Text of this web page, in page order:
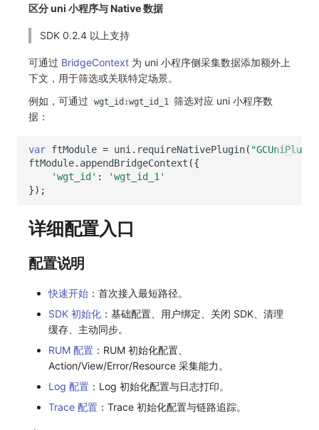
区分 uni 小程序与 Native 数据
SDK 0.2.4 以上支持
可通过 BridgeContext 为 uni 小程序侧采集数据添加额外上
下文，用于筛选或关联特定场景。
例如，可通过
wgt_id:wgt_id_1
筛选对应 uni 小程序数
据：
var ftModule = uni. requireNativePlugin(
ftModule. appendBridgeContext ({
'wgt_id' :
'wgt_id_1'
});
详细配置入口
配置说明
快速开始：首次接入最短路径。
SDK 初始化：基础配置、用户绑定、关闭 SDK、清理
缓存、主动同步。
RUM 配置：RUM 初始化配置、
Action/View/Error/Resource 采集能力。
Log 配置：Log 初始化配置与日志打印。
Trace 配置：Trace 初始化配置与链路追踪。